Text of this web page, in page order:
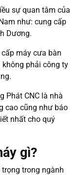
sự quan tâm của
như: cung cấp
Dương.
máy cưa bàn
phải công ty
Phát CNC là nhà
cao cũng như báo
nhất cho quý
gì?
trong ngành